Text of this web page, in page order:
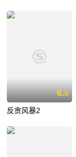
6.0
反贪风暴2